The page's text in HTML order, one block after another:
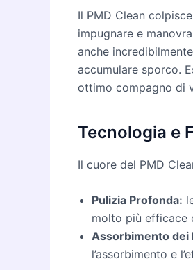
Il PMD Clean
impugnare e
anche
accumulare sporco.
ottimo compagno di
Tecnologia e
Il cuore del PMD
Pulizia Profonda:
molto più efficace
Assorbimento dei
l’assorbimento e